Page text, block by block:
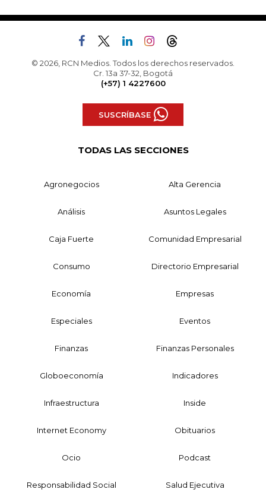
© 2026, RCN Medios. Todos los derechos reservados.
Cr. 13a 37-32, Bogotá
(+57) 1 4227600
SUSCRÍBASE
TODAS LAS SECCIONES
Agronegocios Alta Gerencia
Análisis Asuntos Legales
Caja Fuerte Comunidad Empresarial
Consumo Directorio Empresarial
Economía Empresas
Especiales Eventos
Finanzas Finanzas Personales
Globoeconomía Indicadores
Infraestructura Inside
Internet Economy Obituarios
Ocio Podcast
Responsabilidad Social Salud Ejecutiva